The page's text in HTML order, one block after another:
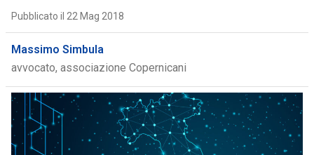
Pubblicato il 22 Mag 2018
Massimo Simbula
avvocato, associazione Copernicani